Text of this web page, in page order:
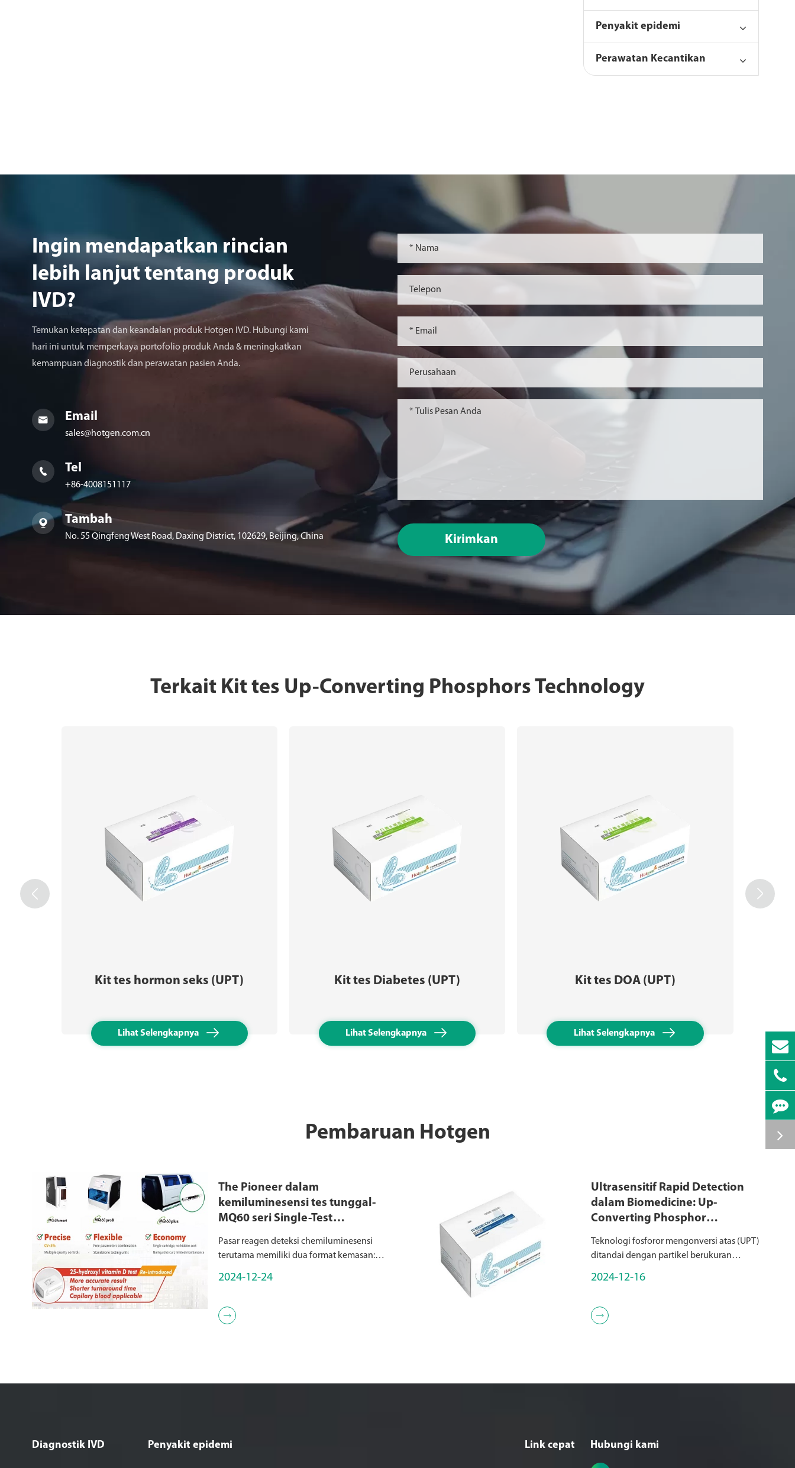
Penyakit epidemi
Perawatan Kecantikan
Ingin mendapatkan rincian
lebih lanjut tentang produk
lVD?
Temukan ketepatan dan keandalan produk Hotgen IVD. Hubungi kami
hari ini untuk memperkaya portofolio produk Anda & meningkatkan
kemampuan diagnostik dan perawatan pasien Anda.
 Email
sales@hotgen.com.cn
 Tel
+86-4008151117
 Tambah
No. 55 Qingfeng West Road, Daxing District, 102629, Beijing, China Kirimkan
Terkait Kit tes Up-Converting Phosphors Technology
Kit tes hormon seks (UPT)
Lihat Selengkapnya 
Kit tes Diabetes (UPT)
Lihat Selengkapnya 
Kit tes DOA (UPT)
Lihat Selengkapnya 
 
Pembaruan Hotgen
The Pioneer dalam
kemiluminesensi tes tunggal-
MQ60 seri Single-Test
Chemiluminescence Detection
Reagents
Pasar reagen deteksi chemiluminesensi
terutama memiliki dua format kemasan:
2024-12-24

Ultrasensitif Rapid Detection
dalam Biomedicine: Up-
Converting Phosphor
Technology (UPT)
Teknologi fosforor mengonversi atas (UPT)
ditandai dengan partikel berukuran
(Y), dan ot...
2024-12-16

Diagnostik IVD Penyakit epidemi Link cepat Hubungi kami